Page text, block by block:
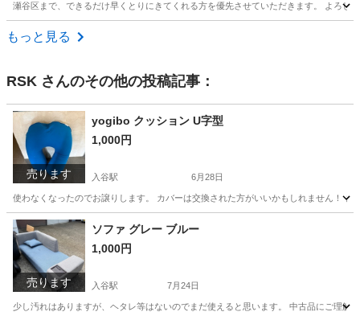
瀬谷区まで、できるだけ早くとりにきてくれる方を優先させていただきます。 よろし
神奈川 横浜市
もっと見る
RSK さんのその他の投稿記事：
売ります
yogibo クッション U字型
1,000円
入谷駅 6月28日
使わなくなったのでお譲りします。 カバーは交換された方がいいかもしれません！ ま
神奈川 厚木市 入谷駅 ファブリック、カバー
売ります
ソファ グレー ブルー
1,000円
入谷駅 7月24日
少し汚れはありますが、ヘタレ等はないのでまだ使えると思います。 中古品にご理解